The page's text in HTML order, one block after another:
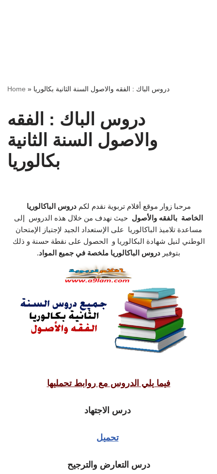
Home » دروس الباك : الفقه والاصول السنة الثانية بكالوريا
دروس الباك : الفقه
والاصول السنة الثانية
بكالوريا
مرحبا زوار موقع أقلام تربوية نقدم لكمدروس الباكالوريا
الخاصة بالفقه والأصول حيث نهدف من خلال هذه الدروس إلى
مساعدة تلاميذ الباكالوريا على الإستعداد الجيد لإجتياز الإمتحان
الوطني لنيل شهادة البكالوريا و الحصول على نقطة حسنة و ذلك
بتوفير دروس الباكالوريا ملخصة في جميع المواد.
فيما يلي الدروس مع روابط تحمليها
درس الاجتهاد
تحميل
درس التعارض والترجيح